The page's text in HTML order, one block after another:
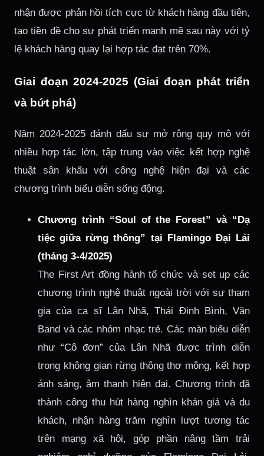
nhận được phản hồi tích cực từ khách hàng đầu tiên,
tạo tiền đề cho sự phát triển mạnh mẽ sau này với tỷ
lệ khách hàng quay lại hợp tác đạt trên 70%.
Giai đoạn 2024-2025 (Giai đoạn phát triển
và bứt phá)
Năm 2024-2025 đánh dấu sự mở rộng quy mô với
nhiều hợp tác lớn, tập trung vào việc kết hợp nghệ
thuật sân khấu với công nghệ hiện đại và các
chương trình biểu diễn sống động.
Chương trình “Soul of the Forest” và “Dạ
tiệc giữa rừng thông” tại Flamingo Đại Lải
(tháng 3-4/2025)
The First Art đồng hành tổ chức và set up các
chương trình nghệ thuật ngoài trời với sự tham
gia của ca sĩ Lân Nhã, Thái Đinh Bình, Văn
Band và các nhóm nhạc trẻ. Các màn biểu diễn
như “Cô đơn” của Lân Nhã được trình diễn
trong không gian rừng thông thơ mộng, kết hợp
ánh sáng, âm thanh hiện đại. Chương trình đã
thành công thu hút hàng nghìn khán giả và du
khách, nhận hàng trăm nghìn lượt tương tác
trên mạng xã hội, góp phần nâng tầm trải